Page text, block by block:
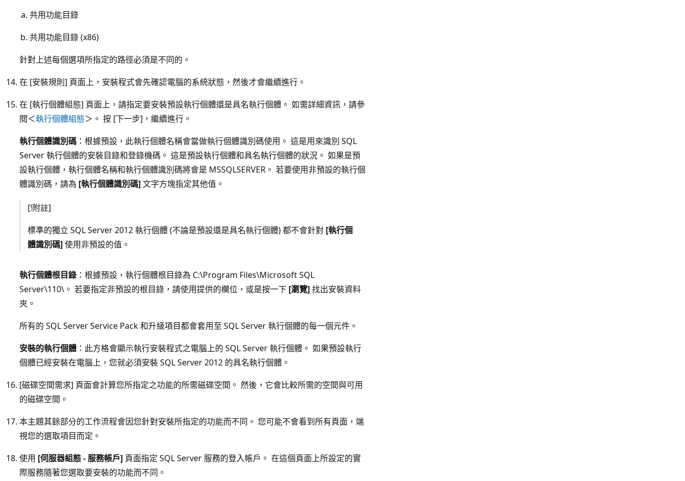
共用功能目錄
共用功能目錄 (x86)
針對上述每個選項所指定的路徑必須是不同的。
在 [安裝規則] 頁面上，安裝程式會先確認電腦的系統狀態，然後才會繼續進行。
在 [執行個體組態] 頁面上，請指定要安裝預設執行個體還是具名執行個體。 如需詳細資訊，請參
閱＜執行個體組態＞。 按 [下一步]，繼續進行。
執行個體識別碼 ：根據預設，此執行個體名稱會當做執行個體識別碼使用。 這是用來識別 SQL
Server 執行個體的安裝目錄和登錄機碼。 這是預設執行個體和具名執行個體的狀況。 如果是預
設執行個體，執行個體名稱和執行個體識別碼將會是 MSSQLSERVER。 若要使用非預設的執行個
體識別碼，請為 [執行個體識別碼]文字方塊指定其他值。
[!附註]
標準的獨立 SQL Server 2012 執行個體 (不論是預設還是具名執行個體) 都不會針對 [執行個
體識別碼]使用非預設的值。
執行個體根目錄 ：根據預設，執行個體根目錄為 C:\Program Files\Microsoft SQL
Server\110\。 若要指定非預設的根目錄，請使用提供的欄位，或是按一下 [瀏覽]找出安裝資料
夾。
所有的 SQL Server Service Pack 和升級項目都會套用至 SQL Server 執行個體的每一個元件。
安裝的執行個體 ：此方格會顯示執行安裝程式之電腦上的 SQL Server 執行個體。 如果預設執行
個體已經安裝在電腦上，您就必須安裝 SQL Server 2012 的具名執行個體。
[磁碟空間需求] 頁面會計算您所指定之功能的所需磁碟空間。 然後，它會比較所需的空間與可用
的磁碟空間。
本主題其餘部分的工作流程會因您針對安裝所指定的功能而不同。 您可能不會看到所有頁面，端
視您的選取項目而定。
使用 [伺服器組態 - 服務帳戶] 頁面指定 SQL Server 服務的登入帳戶。 在這個頁面上所設定的實
際服務隨著您選取要安裝的功能而不同。